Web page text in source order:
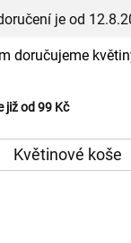
je od
doručujeme
již od 99 Kč
času a dne doručení
Květinové koše